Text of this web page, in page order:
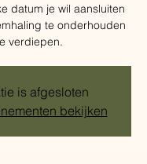
datum je wil aansluiten
te onderhouden
verdiepen.
is afgesloten
bekijken